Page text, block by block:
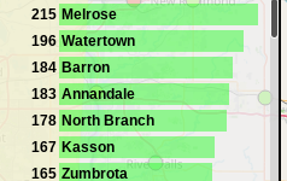
Melrose
215
Watertown
196
Barron
184
Annandale
183
North Branch
178
Kasson
167
Zumbrota
165